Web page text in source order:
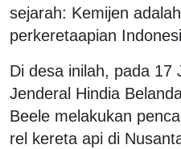
sejarah: Kemijen
perkeretaapian
Di desa inilah, pada 17
Jenderal Hindia
Beele melakukan
rel kereta api di